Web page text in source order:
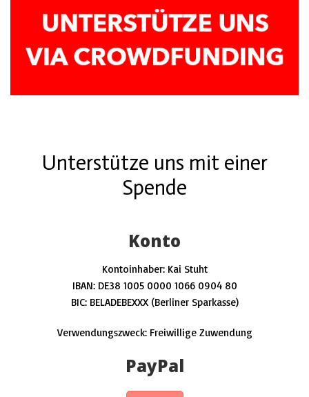
Unterstütze uns mit einer
Spende
Konto
Kontoinhaber: Kai Stuht
IBAN: DE38 1005 0000 1066 0904 80
BIC: BELADEBEXXX (Berliner Sparkasse)
Verwendungszweck: Freiwillige Zuwendung
PayPal